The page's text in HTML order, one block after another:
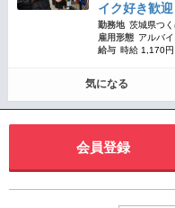
イク好き歓迎
勤務地 茨城県つ
雇用形態 アルバ
給与 時給 1,170円
気になる
会員登録